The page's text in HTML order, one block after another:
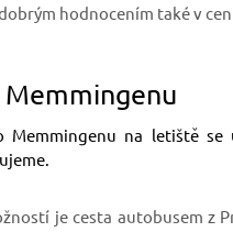
hodnocením také v
Memmingenu na letiště
je cesta autobusem z